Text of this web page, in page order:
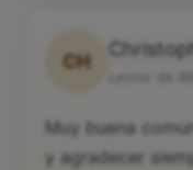
CH
Muy buena
y agradecer